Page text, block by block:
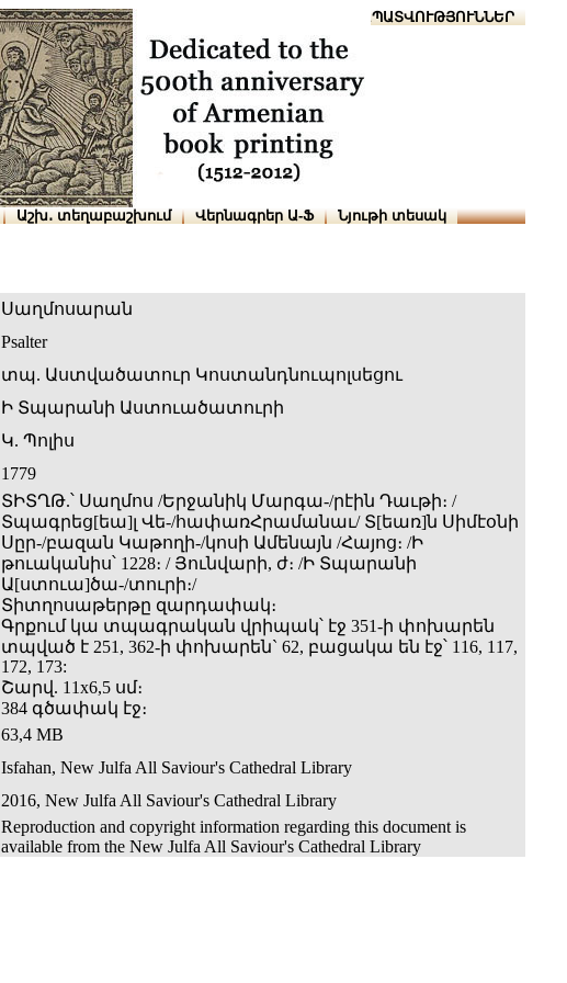
ՆԱԽԱՊԱՏՎՈՒԹՅՈՒՆՆԵՐ
Աշխ․ տեղաբաշխում Վերնագրեր Ա-Ֆ Նյութի տեսակ
Սաղմոսարան
Psalter
տպ. Աստվածատուր Կոստանդնուպոլսեցու
Ի Տպարանի Աստուածատուրի
Կ. Պոլիս
1779
ՏԻՏՂԹ.՝ Սաղմոս /Երջանիկ Մարգա-/րէին Դաւթի։ /
Տպագրեց[եա]լ Վե-/հափառՀրամանաւ/ Տ[եառ]ն Սիմէօնի
Սըր-/բազան Կաթողի-/կոսի Ամենայն /Հայոց։ /Ի
թուականիս՝ 1228։ / Յունվարի, ժ։ /Ի Տպարանի
Ա[ստուա]ծա-/տուրի։/
Տիտղոսաթերթը զարդափակ։
Գրքում կա տպագրական վրիպակ՝ էջ 351-ի փոխարեն
տպված է 251, 362-ի փոխարեն` 62, բացակա են էջ՝ 116, 117,
172, 173:
Շարվ. 11x6,5 սմ։
384 գծափակ էջ։
63,4 MB
Isfahan, New Julfa All Saviour's Cathedral Library
2016, New Julfa All Saviour's Cathedral Library
Reproduction and copyright information regarding this document is
available from the New Julfa All Saviour's Cathedral Library